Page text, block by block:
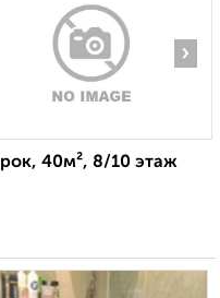
›
40м², 8/10 этаж